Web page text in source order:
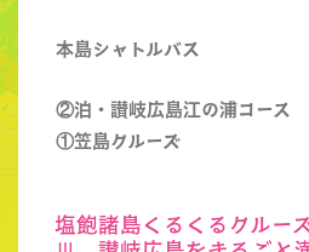
本島シャトルバス
②泊・讃岐広島江の浦コース
①笠島クルーズ
塩飽諸島くるくるクルー